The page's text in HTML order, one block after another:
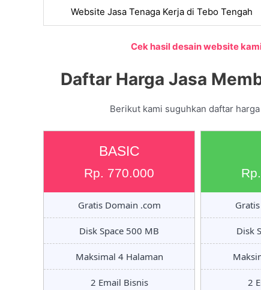
Website Jasa Tenaga Kerja di Tebo Tengah
Cek hasil desain website
Daftar Harga Jasa
Berikut kami suguhkan daftar
BASIC
Rp. 770.000
Gratis Domain .com
Disk Space 500 MB
Maksimal 4 Halaman
2 Email Bisnis
Disk
2